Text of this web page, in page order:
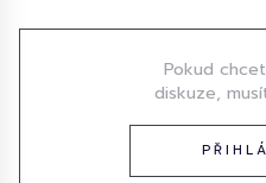
Pokud
diskuze,